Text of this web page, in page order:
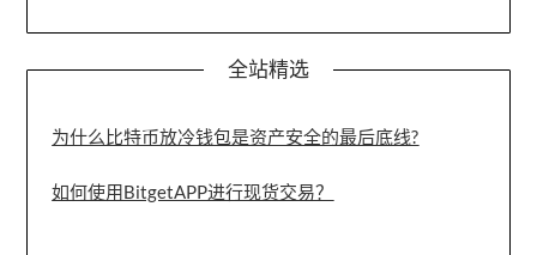
全站精选
为什么比特币放冷钱包是资产安全的最后底线?
如何使用BitgetAPP进行现货交易？